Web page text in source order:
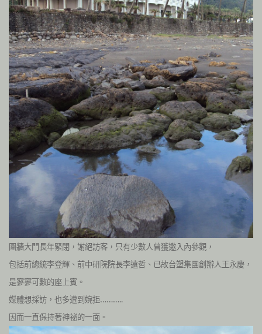
圍牆大門長年緊閉，謝絕訪客，只有少數人曾獲邀入內參觀，
包括前總統李登輝、前中研院院長李遠哲、已故台塑集團創辦人王永慶，
是寥寥可數的座上賓。
媒體想採訪，也多遭到婉拒………..
因而一直保持著神祕的一面。